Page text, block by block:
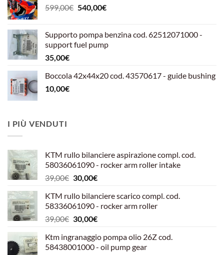
599,00€ Il
era:
599,00€.
540,00€Il
è:
540,00€.
Supporto pompa benzina cod. 62512071000 -
support fuel pump
35,00€
Boccola 42x44x20 cod. 43570617 - guide bushing
10,00€
I PIÙ VENDUTI
KTM rullo bilanciere aspirazione compl. cod.
58036061090 - rocker arm roller intake
39,00€ Il
originale
era:
39,00€.
30,00€Il
attuale
è:
30,00€.
KTM rullo bilanciere scarico compl. cod.
58336061090 - rocker arm roller
39,00€ Il
originale
era:
30,00€Il
attuale
è:
Ktm ingranaggio pompa olio 26Z cod.
58438001000 - oil pump gear